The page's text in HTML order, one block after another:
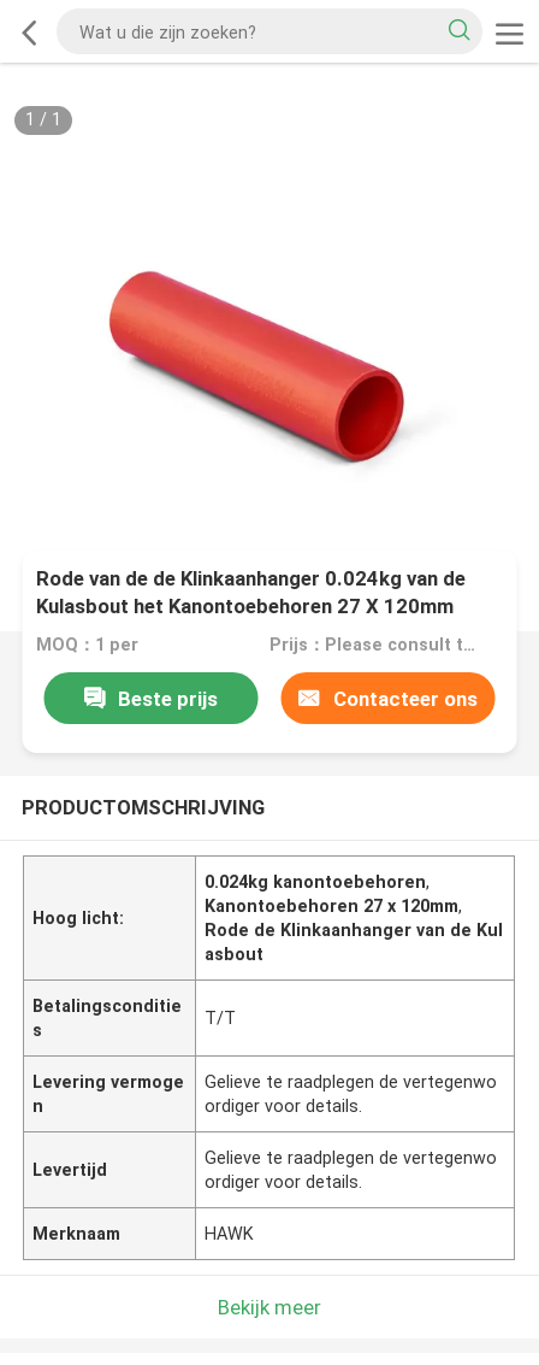
1 / 1
Rode van de de Klinkaanhanger 0.024kg van de
Kulasbout het Kanontoebehoren 27 X 120mm
MOQ：1 per Prijs：Please consult the sales representative for details.
Beste prijs Contacteer ons
PRODUCTOMSCHRIJVING
Hoog licht:
0.024kg kanontoebehoren,
Kanontoebehoren 27 x 120mm,
Rode de Klinkaanhanger van de Kul
asbout
Betalingsconditie
s
T/T
Levering vermoge
n
Gelieve te raadplegen de vertegenwo
ordiger voor details.
Levertijd
Gelieve te raadplegen de vertegenwo
ordiger voor details.
Merknaam HAWK
Bekijk meer